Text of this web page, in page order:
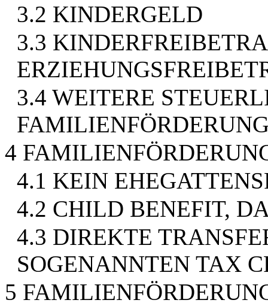
3.2 KINDERGELD
3.3
3.4 WEITERE
4
4.1 KEIN
4.2 CHILD BENEFIT,
4.3 DIREKTE
SOGENANNTEN TAX
5